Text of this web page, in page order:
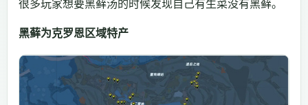
很多玩家想要黑藓汤的时候发现自己有生菜没有黑藓。
黑藓为克罗恩区域特产